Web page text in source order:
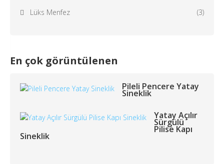
Lüks Menfez
(3)
En çok görüntülenen
Pileli Pencere Yatay
Sineklik
Yatay Açılır
Sürgülü
Pilise Kapı
Sineklik